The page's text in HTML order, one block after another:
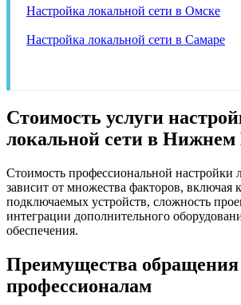
Настройка локальной сети в Омске
Настройка локальной сети в Самаре
Стоимость услуги
локальной сети в Нижнем
Стоимость профессиональной настройки
зависит от множества факторов, включая
подключаемых устройств, сложность
интеграции дополнительного
обеспечения.
Преимущества
профессионалам